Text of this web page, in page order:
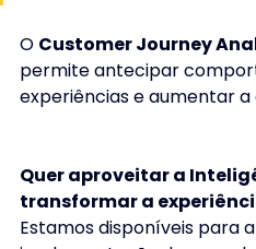
O Customer Journey
permite antecipar
experiências e aumentar a
Quer aproveitar a
transformar a
Estamos disponíveis para